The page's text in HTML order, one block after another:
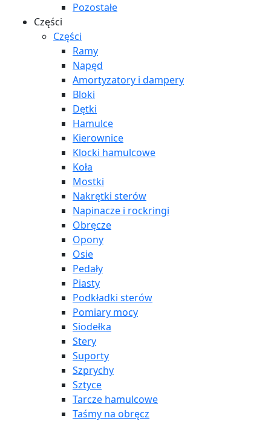
Pozostałe
Części
Części
Ramy
Napęd
Amortyzatory i dampery
Bloki
Dętki
Hamulce
Kierownice
Klocki hamulcowe
Koła
Mostki
Nakrętki sterów
Napinacze i rockringi
Obręcze
Opony
Osie
Pedały
Piasty
Podkładki sterów
Pomiary mocy
Siodełka
Stery
Suporty
Szprychy
Sztyce
Tarcze hamulcowe
Taśmy na obręcz